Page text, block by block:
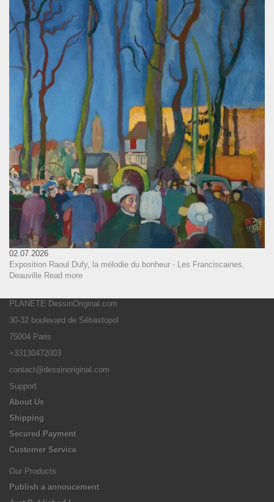
02.07.2026
Exposition Raoul Dufy, la mélodie du bonheur - Les Franciscaines,
Deauville Read more
PLANETE DessinOriginal.com
30-32 boulevard de Sébastopol
75004 Paris
+33130472003
contact@dessinoriginal.com
Support
About Us
Shipping
Secured Payment
Customer Service
Our Products
Publish a annoucement